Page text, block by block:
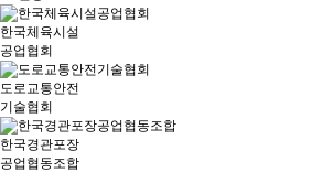
한국체육시설
공업협회
도로교통안전
기술협회
한국경관포장
공업협동조합